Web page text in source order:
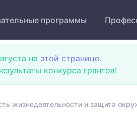
программы
на этой странице.
конкурса грантов!
жизнедеятельности и защита